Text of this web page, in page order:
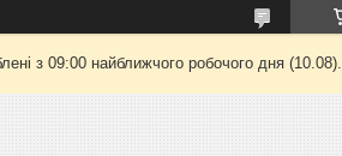
з 09:00 найближчого робочого дня (10.08).